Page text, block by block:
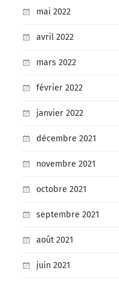
mai 2022
avril 2022
mars 2022
février 2022
janvier 2022
décembre 2021
novembre 2021
octobre 2021
septembre 2021
août 2021
juin 2021